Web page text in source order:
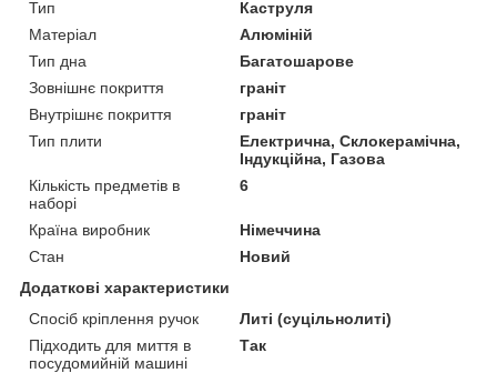
Тип
Каструля
Матеріал
Алюміній
Тип дна
Багатошарове
Зовнішнє покриття
граніт
Внутрішнє покриття
граніт
Тип плити
Електрична, Склокерамічна,
Індукційна, Газова
Кількість предметів в
наборі
6
Країна виробник
Німеччина
Стан
Новий
Додаткові характеристики
Спосіб кріплення ручок
Литі (суцільнолиті)
Підходить для миття в
посудомийній машині
Так